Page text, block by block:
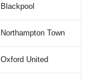
Blackpool
Northampton Town
Oxford United